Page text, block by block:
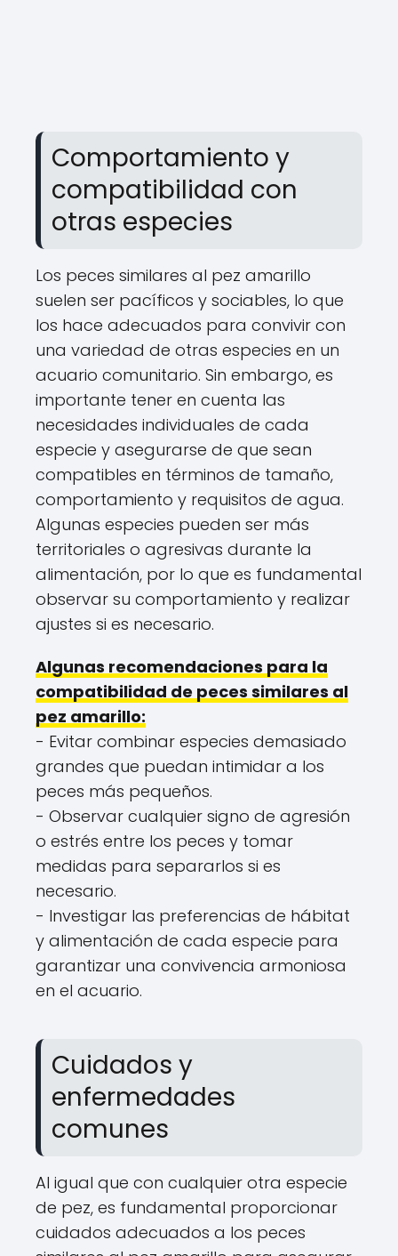
Comportamiento y
compatibilidad con
otras especies
Los peces similares al pez amarillo
suelen ser pacíficos y sociables, lo que
los hace adecuados para convivir con
una variedad de otras especies en un
acuario comunitario. Sin embargo, es
importante tener en cuenta las
necesidades individuales de cada
especie y asegurarse de que sean
compatibles en términos de tamaño,
comportamiento y requisitos de agua.
Algunas especies pueden ser más
territoriales o agresivas durante la
alimentación, por lo que es fundamental
observar su comportamiento y realizar
ajustes si es necesario.
Algunas recomendaciones para la
compatibilidad de peces similares al
pez amarillo:
- Evitar combinar especies demasiado
grandes que puedan intimidar a los
peces más pequeños.
- Observar cualquier signo de agresión
o estrés entre los peces y tomar
medidas para separarlos si es
necesario.
- Investigar las preferencias de hábitat
y alimentación de cada especie para
garantizar una convivencia armoniosa
en el acuario.
Cuidados y
enfermedades
comunes
Al igual que con cualquier otra especie
de pez, es fundamental proporcionar
cuidados adecuados a los peces